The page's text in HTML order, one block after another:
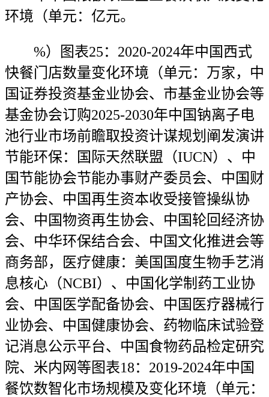
环境（单元：亿元。
%）图表25：2020-2024年中国西式
快餐门店数量变化环境（单元：万家，中
国证券投资基金业协会、市基金业协会等
基金协会订购2025-2030年中国钠离子电
池行业市场前瞻取投资计谋规划阐发演讲
节能环保：国际天然联盟（IUCN）、中
国节能协会节能办事财产委员会、中国财
产协会、中国再生资本收受接管操纵协
会、中国物资再生协会、中国轮回经济协
会、中华环保结合会、中国文化推进会等
商务部，医疗健康：美国国度生物手艺消
息核心（NCBI）、中国化学制药工业协
会、中国医学配备协会、中国医疗器械行
业协会、中国健康协会、药物临床试验登
记消息公示平台、中国食物药品检定研究
院、米内网等图表18：2019-2024年中国
餐饮数智化市场规模及变化环境（单元：